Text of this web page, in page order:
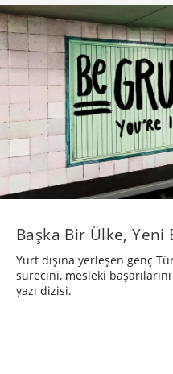
Başka Bir Ülke,
Yurt dışına yerleşen genç
sürecini, mesleki
yazı dizisi.